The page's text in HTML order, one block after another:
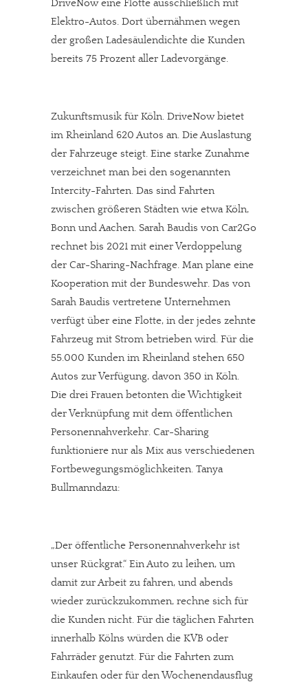
DriveNow eine Flotte ausschließlich mit
Elektro-Autos. Dort übernähmen wegen
der großen Ladesäulendichte die Kunden
bereits 75 Prozent aller Ladevorgänge.
Zukunftsmusik für Köln. DriveNow bietet
im Rheinland 620 Autos an. Die Auslastung
der Fahrzeuge steigt. Eine starke Zunahme
verzeichnet man bei den sogenannten
Intercity-Fahrten. Das sind Fahrten
zwischen größeren Städten wie etwa Köln,
Bonn und Aachen. Sarah Baudis von Car2Go
rechnet bis 2021 mit einer Verdoppelung
der Car-Sharing-Nachfrage. Man plane eine
Kooperation mit der Bundeswehr. Das von
Sarah Baudis vertretene Unternehmen
verfügt über eine Flotte, in der jedes zehnte
Fahrzeug mit Strom betrieben wird. Für die
55.000 Kunden im Rheinland stehen 650
Autos zur Verfügung, davon 350 in Köln.
Die drei Frauen betonten die Wichtigkeit
der Verknüpfung mit dem öffentlichen
Personennahverkehr. Car-Sharing
funktioniere nur als Mix aus verschiedenen
Fortbewegungsmöglichkeiten. Tanya
Bullmanndazu:
„Der öffentliche Personennahverkehr ist
unser Rückgrat.“ Ein Auto zu leihen, um
damit zur Arbeit zu fahren, und abends
wieder zurückzukommen, rechne sich für
die Kunden nicht. Für die täglichen Fahrten
innerhalb Kölns würden die KVB oder
Fahrräder genutzt. Für die Fahrten zum
Einkaufen oder für den Wochenendausflug